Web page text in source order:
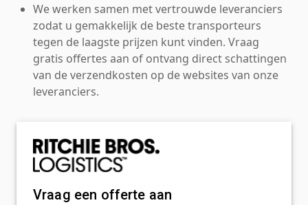
We werken samen met vertrouwde leveranciers
zodat u gemakkelijk de beste transporteurs
tegen de laagste prijzen kunt vinden. Vraag
gratis offertes aan of ontvang direct schattingen
van de verzendkosten op de websites van onze
leveranciers.
Vraag een offerte aan